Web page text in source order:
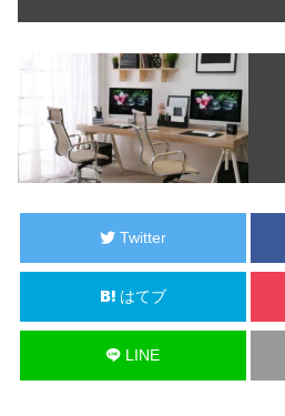
Twitter
はてブ
LINE